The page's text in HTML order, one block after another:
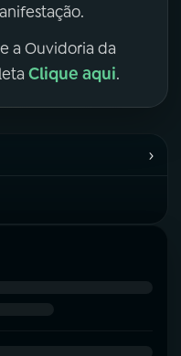
a Ouvidoria da
Clique aqui.
›